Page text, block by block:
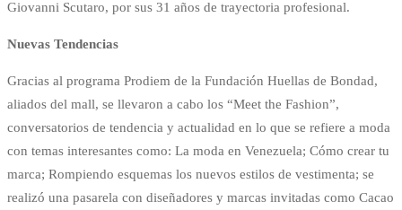
Giovanni Scutaro, por sus 31 años de trayectoria profesional.
Nuevas Tendencias
Gracias al programa Prodiem de la Fundación Huellas de Bondad,
aliados del mall, se llevaron a cabo los “Meet the Fashion”,
conversatorios de tendencia y actualidad en lo que se refiere a moda
con temas interesantes como: La moda en Venezuela; Cómo crear tu
marca; Rompiendo esquemas los nuevos estilos de vestimenta; se
realizó una pasarela con diseñadores y marcas invitadas como Cacao